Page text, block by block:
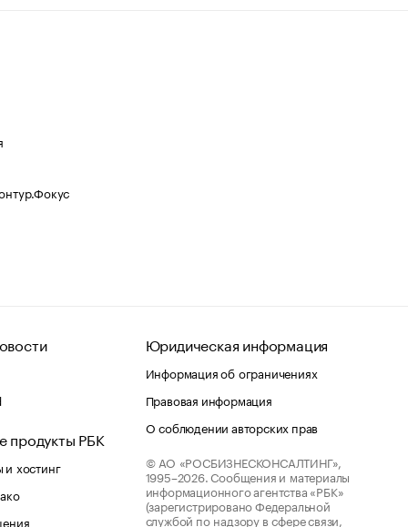
продукты РБК
хостинг
Юридическая информация
Информация об ограничениях
Правовая информация
О соблюдении авторских прав
© АО «РОСБИЗНЕСКОНСАЛТИНГ»,
1995–2026. Сообщения и материалы
информационного агентства «РБК»
(зарегистрировано Федеральной
службой по надзору в сфере связи,